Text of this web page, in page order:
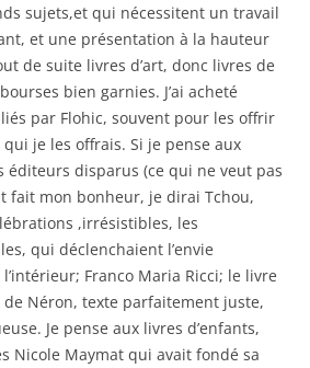
sujets,et qui nécessitent un travail
et une présentation à la hauteur
de suite livres d’art, donc livres de
bien garnies. J’ai acheté
par Flohic, souvent pour les offrir
je les offrais. Si je pense aux
éditeurs disparus (ce qui ne veut pas
fait mon bonheur, je dirai Tchou,
,irrésistibles, les
qui déclenchaient l’envie
Franco Maria Ricci; le livre
de Néron, texte parfaitement juste,
Je pense aux livres d’enfants,
Nicole Maymat qui avait fondé sa